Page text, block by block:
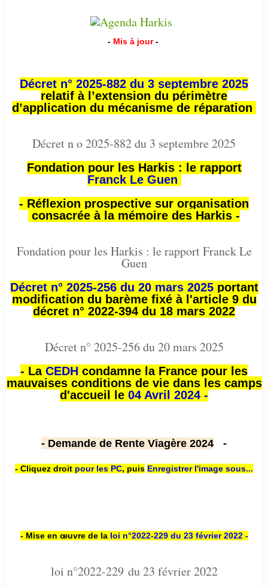
- Mis à jour -
Décret n° 2025-882 du 3 septembre 2025
relatif à l’extension du périmètre
d’application du mécanisme de réparation
Décret n o 2025-882 du 3 septembre 2025
Fondation pour les Harkis : le rapport
Franck Le Guen
- Réflexion prospective sur organisation
consacrée à la mémoire des Harkis -
Fondation pour les Harkis : le rapport Franck Le
Guen
Décret n° 2025-256 du 20 mars 2025portant
modification du barème fixé à l'article 9 du
décret n° 2022-394 du 18 mars 2022
Décret n° 2025-256 du 20 mars 2025
- La CEDH condamne la France pour les
mauvaises conditions de vie dans les camps
d'accueil le 04 Avril 2024 -
- Demande de Rente Viagère 2024 -
- Cliquez droit pour les PC, puis Enregistrer l'image sous...
- Mise en œuvre de la loi n°2022-229 du 23 février 2022 -
loi n°2022-229 du 23 février 2022